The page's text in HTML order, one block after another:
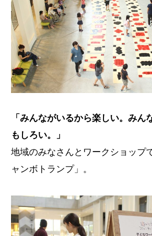
「みんながいるから楽しい。みん
もしろい。」
地域のみなさんとワークショップ
ャンボトランプ」。